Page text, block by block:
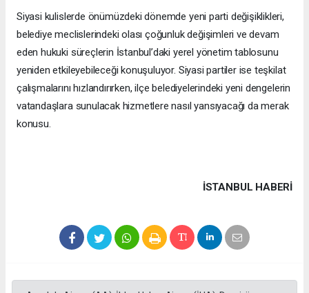
Siyasi kulislerde önümüzdeki dönemde yeni parti değişiklikleri,
belediye meclislerindeki olası çoğunluk değişimleri ve devam
eden hukuki süreçlerin İstanbul’daki yerel yönetim tablosunu
yeniden etkileyebileceği konuşuluyor. Siyasi partiler ise teşkilat
çalışmalarını hızlandırırken, ilçe belediyelerindeki yeni dengelerin
vatandaşlara sunulacak hizmetlere nasıl yansıyacağı da merak
konusu.
İSTANBUL HABERİ